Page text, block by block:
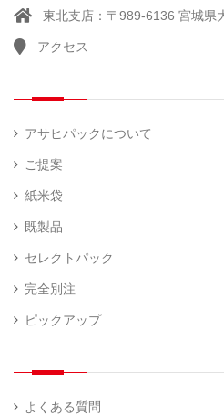
東北支店：〒989-6136 宮城県
アクセス
アサヒパックについて
ご提案
紙米袋
既製品
セレクトパック
完全別注
ピックアップ
よくある質問